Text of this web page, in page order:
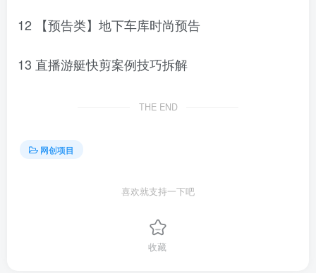
12 【预告类】地下车库时尚预告
13 直播游艇快剪案例技巧拆解
THE END
网创项目
喜欢就支持一下吧
收藏